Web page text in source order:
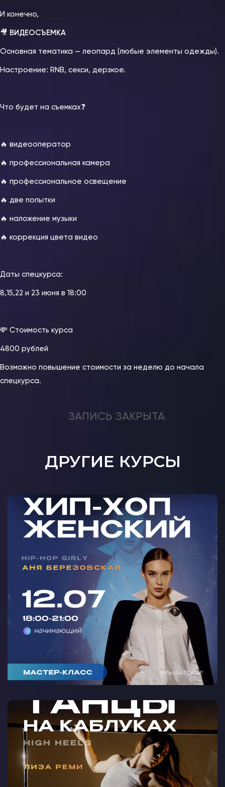
И конечно,
🎥 ВИДЕОСЪЕМКА
Основная тематика — леопард (любые элементы одежды).
Настроение: RNB, секси, дерзкое.
Что будет на съемках❓
🔥 видеооператор
🔥 профессиональная камера
🔥 профессиональное освещение
🔥 две попытки
🔥 наложение музыки
🔥 коррекция цвета видео
Даты спецкурса:
8,15,22 и 23 июня в 18:00
💸 Стоимость курса
4800 рублей
Возможно повышение стоимости за неделю до начала
спецкурса.
ЗАПИСЬ ЗАКРЫТА
ДРУГИЕ КУРСЫ
МАСТЕР-КЛАСС ЖЕНСКИЙ ХИП-
ХОП С АНЕЙ БЕРЕЗОВСКОЙ В
КРЫЛАТСКОМ 🩵
МАСТЕР-КЛАСС ТАНЦЫ НА
КАБЛУКАХ С ЛИЗОЙ РЕМИ В